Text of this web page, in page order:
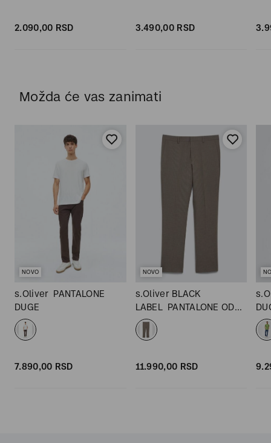
2.090,00 RSD 3.490,00 RSD
Možda će vas zanimati
NOVO
s.Oliver PANTALONE
DUGE
7.890,00 RSD
NOVO
s.Oliver BLACK
LABEL PANTALONE OD
ODELA DUGE
11.990,00 RSD